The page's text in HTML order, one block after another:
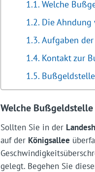
Welche
Die Ahndung
Aufgaben
Kontakt zur
Welche
Sollten Sie in der
auf der Königsallee
gelegt. Begehen Sie